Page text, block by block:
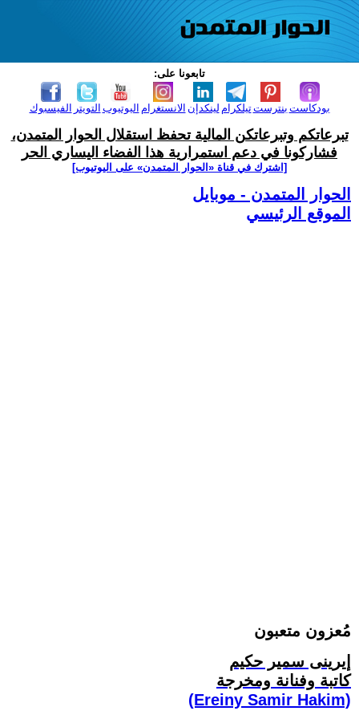
تابعونا على:
الفيسبوك التويتر اليوتيوب الانستغرام لينكدإن تيلكرامبنترست بودكاست
تبرعاتكم وتبرعاتكن المالية تحفظ استقلال الحوار المتمدن،
فشاركونا في دعم استمرارية هذا الفضاء اليساري الحر
[اشترك في قناة ‫«الحوار المتمدن» على اليوتيوب]
الحوار المتمدن - موبايل
الموقع الرئيسي
مُعزون متعبون
إيرينى سمير حكيم
كاتبة وفنانة ومخرجة
(Ereiny Samir Hakim)